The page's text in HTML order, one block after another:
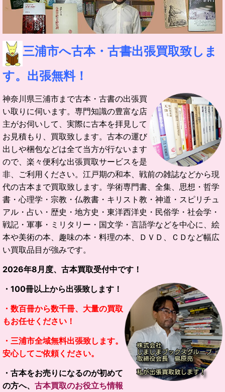
三浦市へ古本・古書出張買取致しま
す。出張無料！
神奈川県三浦市まで古本・古書の出張買
い取りに伺います。 専門知識の豊富な店
主がお伺いして、実際に古本を拝見して
お見積もり、買取致します。 古本の運び
出しや梱包などは全て当方が行ないます
ので、楽々便利な出張買取サービスを是
非、ご利用ください。 江戸期の和本、戦前の雑誌などから現
代の古本まで買取致します。学術専門書、全集、思想・哲学
書・心理学・宗教・仏教書・キリスト教・神道・スピリチュ
アル・占い・歴史・地方史・東洋西洋史・民俗学・社会学・
戦記・軍事・ミリタリー・国文学・言語学などを中心に、絵
本や美術の本、趣味の本・料理の本、ＤＶＤ、ＣＤなど幅広
い買取品目が強みです。
2026年8 月度、古本買取受付中です！
・100冊以上から出張致します！
・数百冊から数千冊、大量の買取
もお任せください！
・三浦市全域無料出張致します。
安心してご依頼ください。
・古本をお売りになるのが初めて
の方へ、 古本買取のお役立ち情報